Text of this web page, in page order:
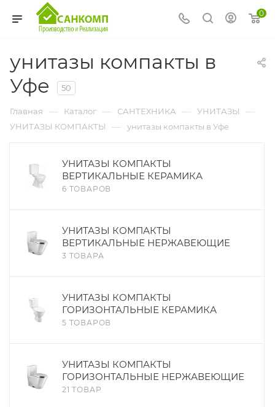
0
унитазы компакты в
Уфе
50
Главная — Каталог — САНТЕХНИКА — УНИТАЗЫ —
УНИТАЗЫ КОМПАКТЫ — унитазы компакты в Уфе
УНИТАЗЫ КОМПАКТЫ
ВЕРТИКАЛЬНЫЕ КЕРАМИКА
6 ТОВАРОВ
УНИТАЗЫ КОМПАКТЫ
ВЕРТИКАЛЬНЫЕ НЕРЖАВЕЮЩИЕ
3 ТОВАРА
УНИТАЗЫ КОМПАКТЫ
ГОРИЗОНТАЛЬНЫЕ КЕРАМИКА
5 ТОВАРОВ
УНИТАЗЫ КОМПАКТЫ
ГОРИЗОНТАЛЬНЫЕ НЕРЖАВЕЮЩИЕ
21 ТОВАР